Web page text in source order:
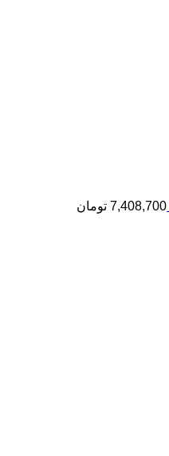
7,408,700 تومان